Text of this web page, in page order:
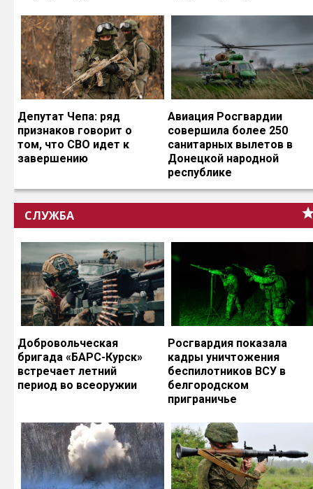
Депутат Чепа: ряд
признаков говорит о
том, что СВО идет к
завершению
Авиация Росгвардии
совершила более 250
санитарных вылетов в
Донецкой народной
республике
СЛУЖБА
Добровольческая
бригада «БАРС-Курск»
встречает летний
период во всеоружии
Росгвардия показала
кадры уничтожения
беспилотников ВСУ в
белгородском
приграничье